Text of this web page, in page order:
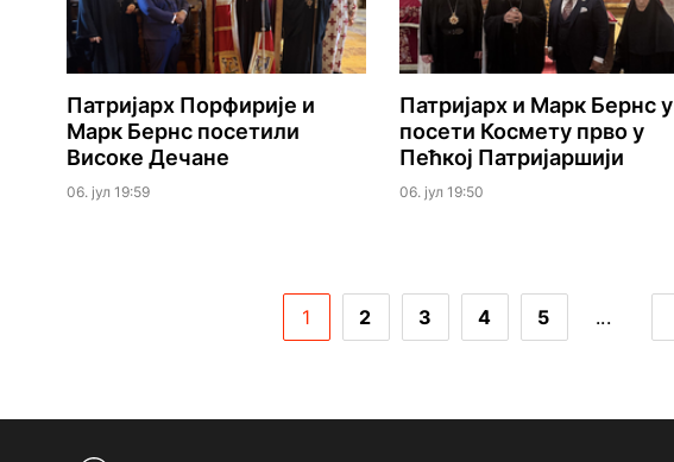
Патријарх Порфирије и
Марк Бернс посетили
Високе Дечане
06. јул 19:59
Патријарх и Марк Бернс у
посети Космету прво у
Пећкој Патријаршији
06. јул 19:50
1 2 3 4 5 ...